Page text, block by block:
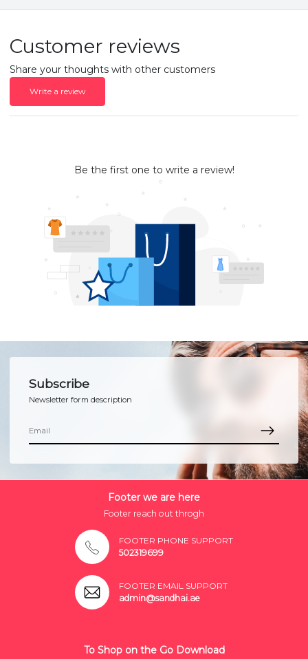
Customer reviews
Share your thoughts with other customers
Write a review
Be the first one to write a review!
Subscribe
Newsletter form description
Footer we are here
Footer reach out throgh
FOOTER PHONE SUPPORT
502319699
FOOTER EMAIL SUPPORT
admin@sandhai.ae
To Shop on the Go Download